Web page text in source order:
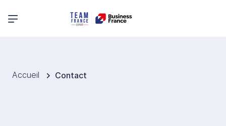
Menu principal
Accueil Contact